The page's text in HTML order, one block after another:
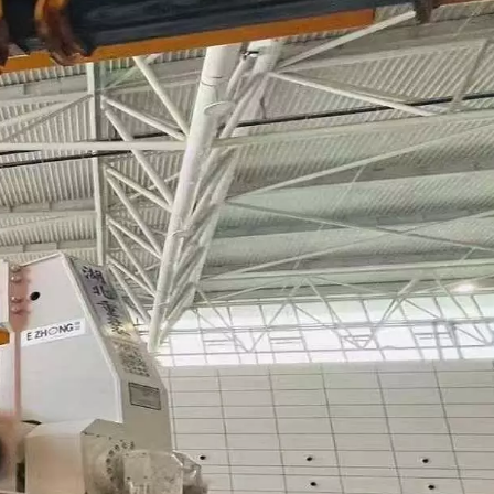
haute qualité au service des clients, de
l'innovation continue et du développement
durable » estnotre politique qualité. Nous aurons
une poursuite plus élevée à partir d'un point de
départ plus élevé, deviendrons la
marqueentreprise dans cette industrie de
l'élingue.